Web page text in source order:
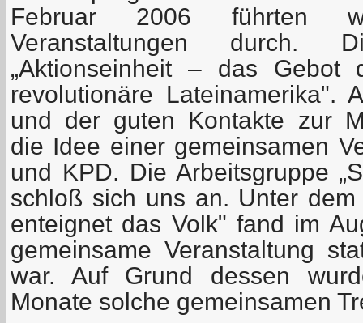
Februar 2006 führten
Veranstaltungen durch.
„Aktionseinheit – das Gebot
revolutionäre Lateinamerika".
und der guten Kontakte zur
die Idee einer gemeinsamen
und KPD. Die Arbeitsgruppe
schloß sich uns an. Unter dem
enteignet das Volk" fand im
gemeinsame Veranstaltung
war. Auf Grund dessen
Monate solche gemeinsamen